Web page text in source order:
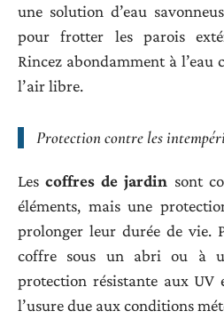
une solution d’eau
pour frotter les parois
Rincez abondamment à l’eau
l’air libre.
Protection contre les
Lescoffres de jardin sont
éléments, mais une
prolonger leur durée de vie.
coffre sous un abri ou à
protection résistante aux UV
l’usure due aux conditions